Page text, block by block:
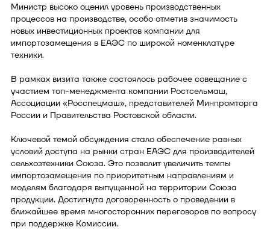
Министр высоко оценил уровень производственных
процессов на производстве, особо отметив значимость
новых инвестиционных проектов компании для
импортозамещения в ЕАЭС по широкой номенклатуре
техники.
В рамках визита также состоялось рабочее совещание с
участием топ-менеджмента компании Ростсельмаш,
Ассоциации «Росспецмаш», представителей Минпромторга
России и Правительства Ростовской области.
Ключевой темой обсуждения стало обеспечение равных
условий доступа на рынки стран ЕАЭС для производителей
сельхозтехники Союза. Это позволит увеличить темпы
импортозамещения по приоритетным направлениям и
моделям благодаря выпущенной на территории Союза
продукции. Достигнута договоренность о проведении в
ближайшее время многосторонних переговоров по вопросу
при поддержке Комиссии.